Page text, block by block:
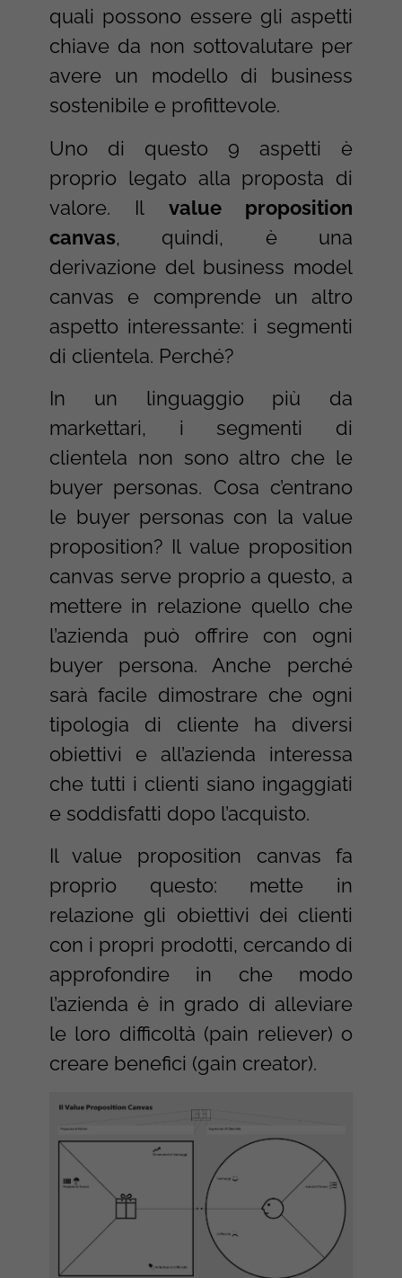
quali possono essere gli aspetti
chiave da non sottovalutare per
avere un modello di business
sostenibile e profittevole.
Uno di questo 9 aspetti è
proprio legato alla proposta di
valore. Il value proposition
canvas, quindi, è una
derivazione del business model
canvas e comprende un altro
aspetto interessante: i segmenti
di clientela. Perché?
In un linguaggio più da
markettari, i segmenti di
clientela non sono altro che le
buyer personas. Cosa c’entrano
le buyer personas con la value
proposition? Il value proposition
canvas serve proprio a questo, a
mettere in relazione quello che
l’azienda può offrire con ogni
buyer persona. Anche perché
sarà facile dimostrare che ogni
tipologia di cliente ha diversi
obiettivi e all’azienda interessa
che tutti i clienti siano ingaggiati
e soddisfatti dopo l’acquisto.
Il value proposition canvas fa
proprio questo: mette in
relazione gli obiettivi dei clienti
con i propri prodotti, cercando di
approfondire in che modo
l’azienda è in grado di alleviare
le loro difficoltà (pain reliever) o
creare benefici (gain creator).